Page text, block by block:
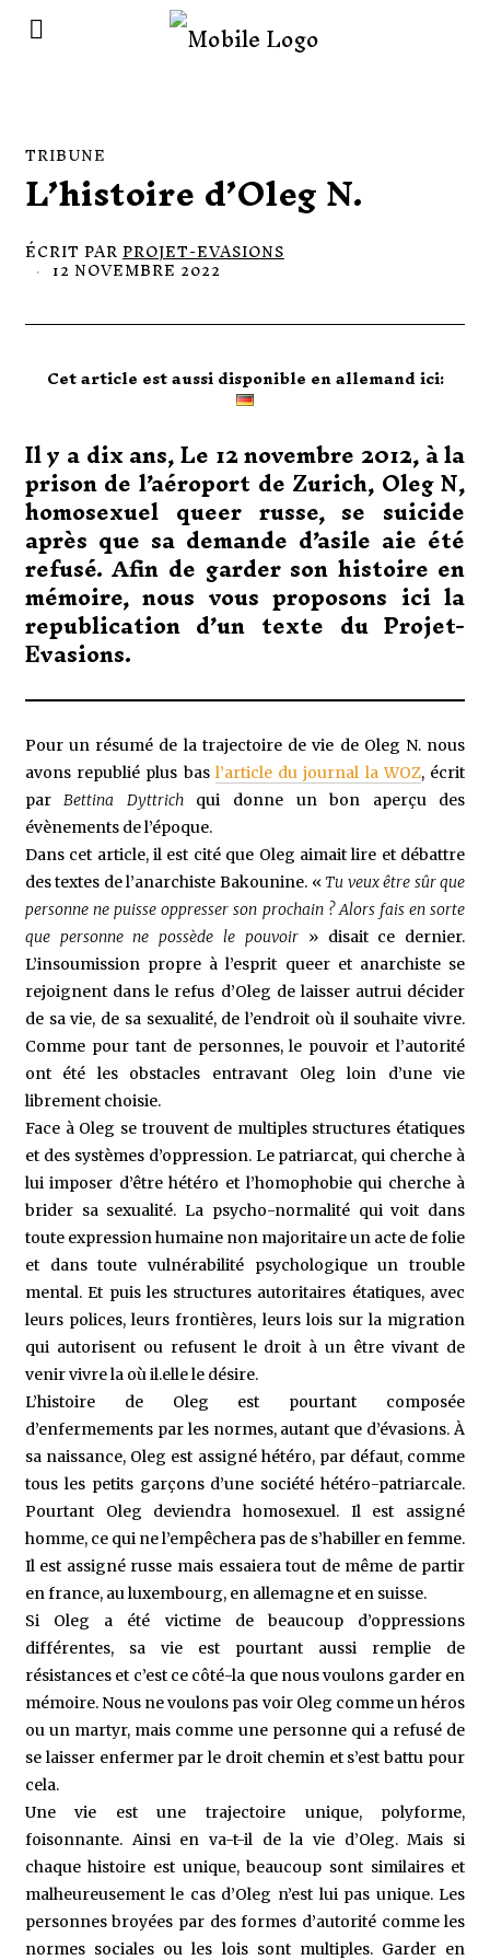
TRIBUNE
L’histoire d’Oleg N.
ÉCRIT PARPROJET-EVASIONS
12 NOVEMBRE 20221
O
M
B
2
0
2
2
Cet article est aussi disponible en allemand ici:
Il y a dix ans, Le 12 novembre 2012, à la
prison de l’aéroport de Zurich, Oleg N,
homosexuel queer russe, se suicide
après que sa demande d’asile aie été
refusé. Afin de garder son histoire en
mémoire, nous vous proposons ici la
republication d’un texte du Projet-
Evasions.
Pour un résumé de la trajectoire de vie de Oleg N. nous
avons republié plus bas l’article du journal la WOZ, écrit
parBettina Dyttrichqui donne un bon aperçu des
évènements de l’époque.
Dans cet article, il est cité que Oleg aimait lire et débattre
des textes de l’anarchiste Bakounine. «Tu veux être sûr que
personne ne puisse oppresser son prochain ? Alors fais en sorte
que personne ne possède le pouvoir» disait ce dernier.
L’insoumission propre à l’esprit queer et anarchiste se
rejoignent dans le refus d’Oleg de laisser autrui décider
de sa vie, de sa sexualité, de l’endroit où il souhaite vivre.
Comme pour tant de personnes, le pouvoir et l’autorité
ont été les obstacles entravant Oleg loin d’une vie
librement choisie.
Face à Oleg se trouvent de multiples structures étatiques
et des systèmes d’oppression. Le patriarcat, qui cherche à
lui imposer d’être hétéro et l’homophobie qui cherche à
brider sa sexualité. La psycho-normalité qui voit dans
toute expression humaine non majoritaire un acte de folie
et dans toute vulnérabilité psychologique un trouble
mental. Et puis les structures autoritaires étatiques, avec
leurs polices, leurs frontières, leurs lois sur la migration
qui autorisent ou refusent le droit à un être vivant de
venir vivre la où il.elle le désire.
L’histoire de Oleg est pourtant composée
d’enfermements par les normes, autant que d’évasions. À
sa naissance, Oleg est assigné hétéro, par défaut, comme
tous les petits garçons d’une société hétéro-patriarcale.
Pourtant Oleg deviendra homosexuel. Il est assigné
homme, ce qui ne l’empêchera pas de s’habiller en femme.
Il est assigné russe mais essaiera tout de même de partir
en france, au luxembourg, en allemagne et en suisse.
Si Oleg a été victime de beaucoup d’oppressions
différentes, sa vie est pourtant aussi remplie de
résistances et c’est ce côté-la que nous voulons garder en
mémoire. Nous ne voulons pas voir Oleg comme un héros
ou un martyr, mais comme une personne qui a refusé de
se laisser enfermer par le droit chemin et s’est battu pour
cela.
Une vie est une trajectoire unique, polyforme,
foisonnante. Ainsi en va-t-il de la vie d’Oleg. Mais si
chaque histoire est unique, beaucoup sont similaires et
malheureusement le cas d’Oleg n’est lui pas unique. Les
personnes broyées par des formes d’autorité comme les
normes sociales ou les lois sont multiples. Garder en